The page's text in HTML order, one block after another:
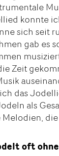
konnte
sich seit
gab es
Zeit
das
als
oft